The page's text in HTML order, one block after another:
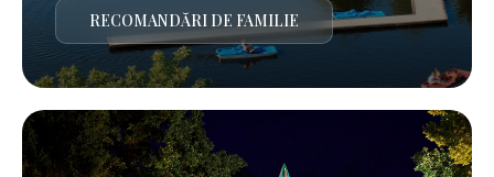
RECOMANDĂRI DE FAMILIE